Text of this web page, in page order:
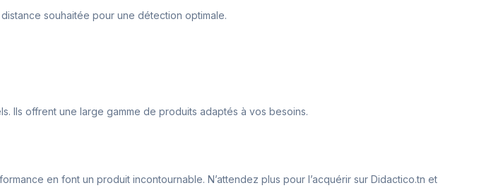
souhaitée pour une détection optimale.
Ils offrent une large gamme de produits adaptés à vos besoins.
en font un produit incontournable. N’attendez plus pour l’acquérir sur Didactico.tn et